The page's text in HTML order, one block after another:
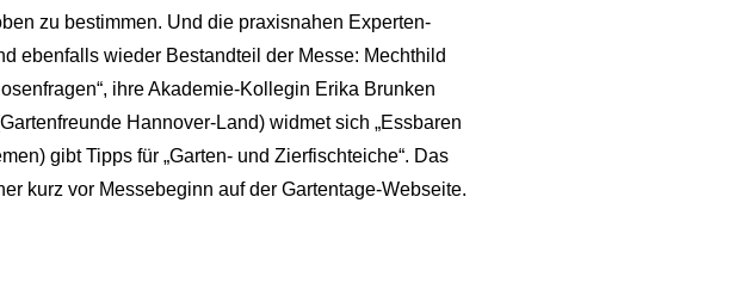
zu bestimmen. Und die praxisnahen Experten-
ebenfalls wieder Bestandteil der Messe: Mechthild
ihre Akademie-Kollegin Erika Brunken
Hannover-Land) widmet sich „Essbaren
gibt Tipps für „Garten- und Zierfischteiche“. Das
kurz vor Messebeginn auf der Gartentage-Webseite.